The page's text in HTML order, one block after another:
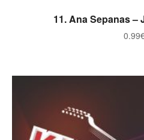
11. Ana Sepanas –
0.99